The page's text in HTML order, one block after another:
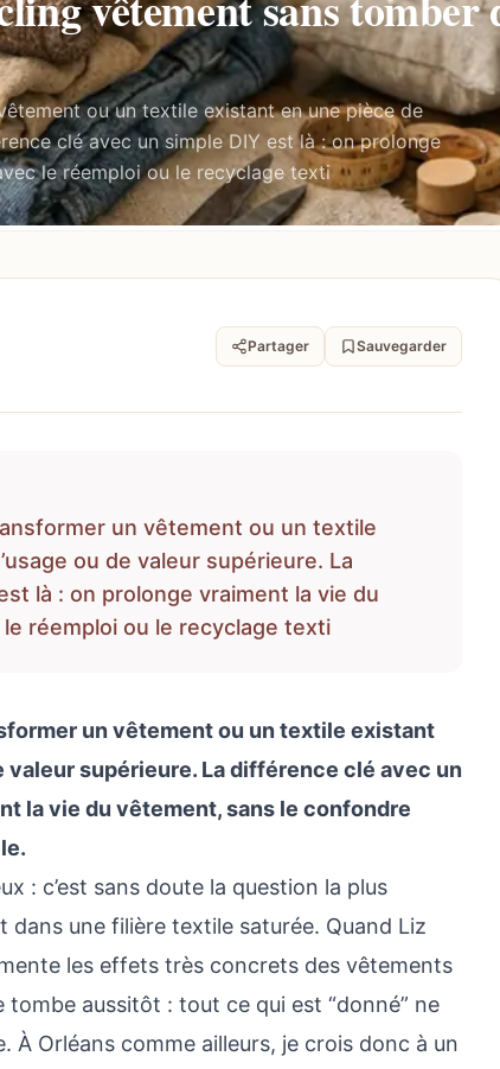
ou un textile existant en une pièce de
clé avec un simple DIY est là : on prolonge
le réemploi ou le recyclage texti
Partager Sauvegarder
un vêtement ou un textile
ou de valeur supérieure. La
là : on prolonge vraiment la vie du
réemploi ou le recyclage texti
un vêtement ou un textile existant
valeur supérieure. La différence clé avec un
la vie du vêtement, sans le confondre
: c’est sans doute la question la plus
dans une filière textile saturée. Quand Liz
les effets très concrets des vêtements
aussitôt : tout ce qui est “donné” ne
À Orléans comme ailleurs, je crois donc à un